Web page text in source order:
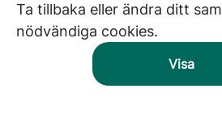
Ta tillbaka eller ändra ditt
nödvändiga cookies.
Visa